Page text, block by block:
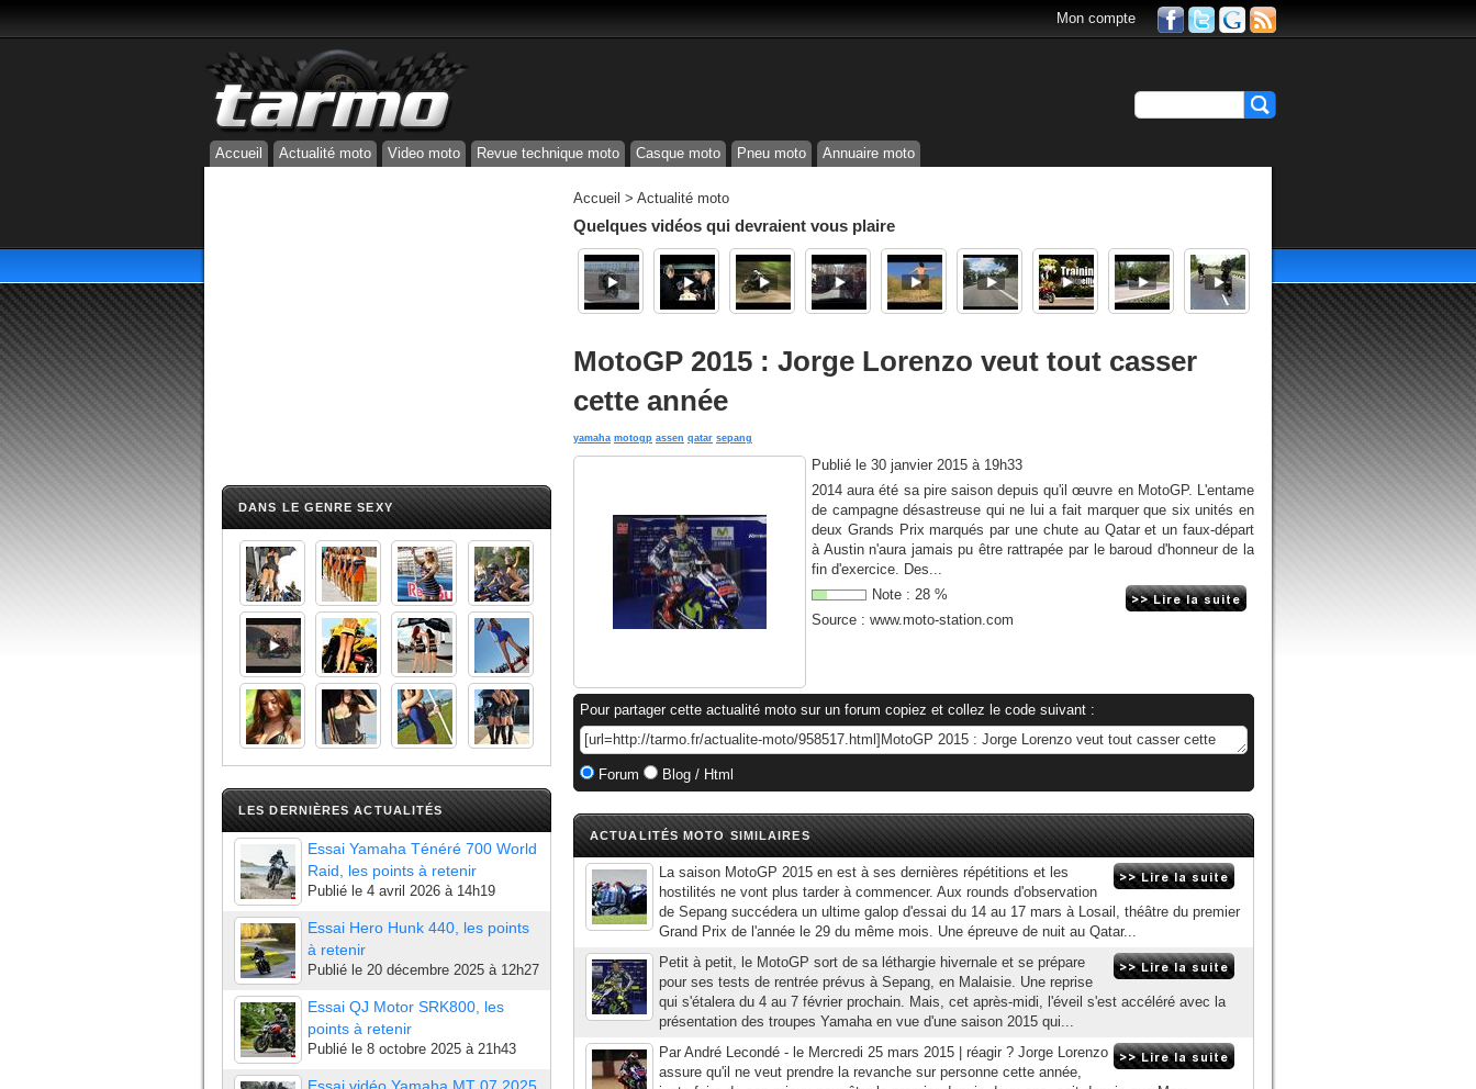
Mon compte
Accueil Actualité moto Video moto Revue technique moto Casque moto Pneu moto Annuaire moto
DANS LE GENRE SEXY
LES DERNIÈRES ACTUALITÉS
Essai Yamaha Ténéré 700 World
Raid, les points à retenir
Publié le 4 avril 2026 à 14h19
Essai Hero Hunk 440, les points
à retenir
Publié le 20 décembre 2025 à 12h27
Essai QJ Motor SRK800, les
points à retenir
Publié le 8 octobre 2025 à 21h43
Accueil > Actualité moto
Quelques vidéos qui devraient vous plaire
MotoGP 2015 : Jorge Lorenzo veut tout casser
cette année
yamaha motogp assen qatar sepang
Publié le 30 janvier 2015 à 19h33
2014 aura été sa pire saison depuis qu'il œuvre en MotoGP. L'entame
de campagne désastreuse qui ne lui a fait marquer que six unités en
deux Grands Prix marqués par une chute au Qatar et un faux-départ
à Austin n'aura jamais pu être rattrapée par le baroud d'honneur de la
fin d'exercice. Des...
Note : 28 %
Source : www.moto-station.com
Pour partager cette actualité moto sur un forum copiez et collez le code suivant :
Forum Blog / Html
ACTUALITÉS MOTO SIMILAIRES
La saison MotoGP 2015 en est à ses dernières répétitions et les
hostilités ne vont plus tarder à commencer. Aux rounds d'observation
de Sepang succédera un ultime galop d'essai du 14 au 17 mars à Losail, théâtre du premier
Grand Prix de l'année le 29 du même mois. Une épreuve de nuit au Qatar...
Petit à petit, le MotoGP sort de sa léthargie hivernale et se prépare
pour ses tests de rentrée prévus à Sepang, en Malaisie. Une reprise
qui s'étalera du 4 au 7 février prochain. Mais, cet après-midi, l'éveil s'est accéléré avec la
présentation des troupes Yamaha en vue d'une saison 2015 qui...
Par André Lecondé - le Mercredi 25 mars 2015 | réagir ? Jorge Lorenzo
assure qu'il ne veut prendre la revanche sur personne cette année,